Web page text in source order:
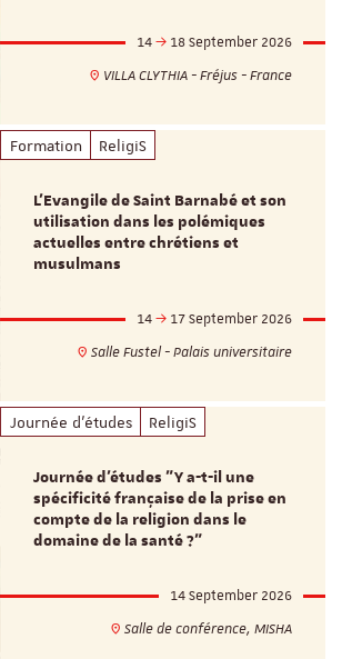
14
18 September 2026
VILLA CLYTHIA - Fréjus - France
Formation ReligiS
L’Evangile de Saint Barnabé et son
utilisation dans les polémiques
actuelles entre chrétiens et
musulmans
14
17 September 2026
Salle Fustel - Palais universitaire
Journée d'études ReligiS
Journée d’études "Y a-t-il une
spécificité française de la prise en
compte de la religion dans le
domaine de la santé ?"
14 September 2026
Salle de conférence, MISHA